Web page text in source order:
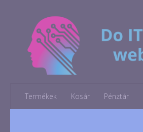
Skip to content
Termékek Kosár Pénztár